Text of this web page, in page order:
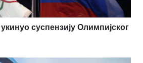
суспензију Олимпијског